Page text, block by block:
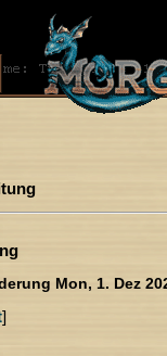
Mon, 1. Dez
]